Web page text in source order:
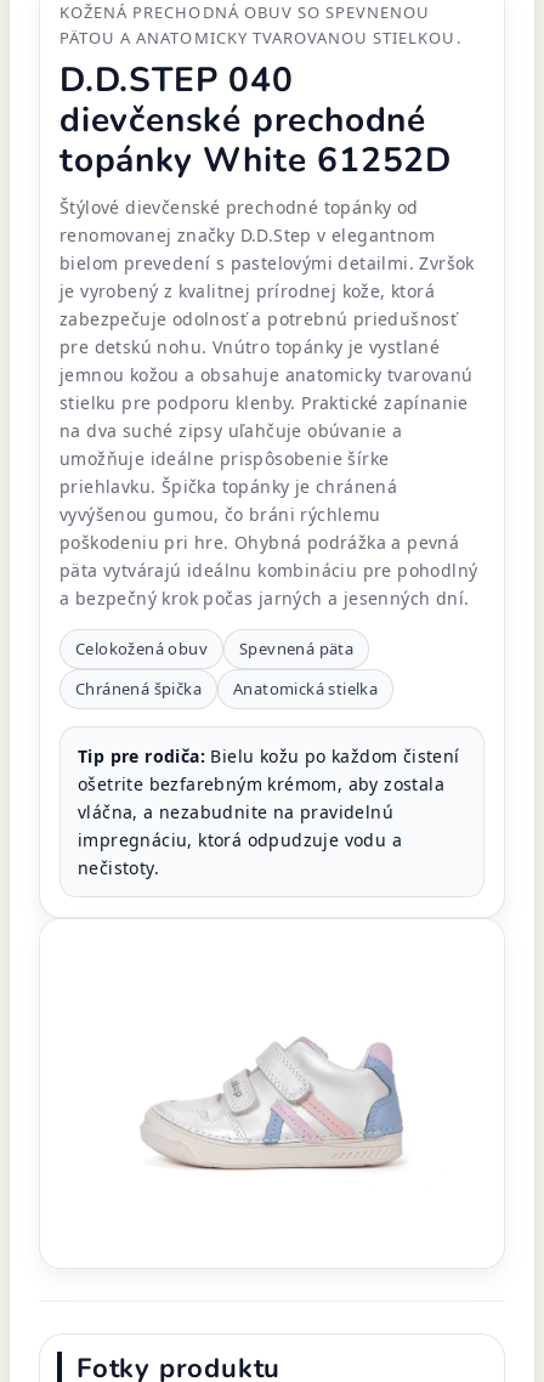
KOŽENÁ PRECHODNÁ OBUV SO SPEVNENOU
PÄTOU A ANATOMICKY TVAROVANOU STIELKOU.
D.D.STEP 040
dievčenské prechodné
topánky White 61252D
Štýlové dievčenské prechodné topánky od
renomovanej značky D.D.Step v elegantnom
bielom prevedení s pastelovými detailmi. Zvršok
je vyrobený z kvalitnej prírodnej kože, ktorá
zabezpečuje odolnosť a potrebnú priedušnosť
pre detskú nohu. Vnútro topánky je vystlané
jemnou kožou a obsahuje anatomicky tvarovanú
stielku pre podporu klenby. Praktické zapínanie
na dva suché zipsy uľahčuje obúvanie a
umožňuje ideálne prispôsobenie šírke
priehlavku. Špička topánky je chránená
vyvýšenou gumou, čo bráni rýchlemu
poškodeniu pri hre. Ohybná podrážka a pevná
päta vytvárajú ideálnu kombináciu pre pohodlný
a bezpečný krok počas jarných a jesenných dní.
Celokožená obuv
Spevnená päta
Chránená špička
Anatomická stielka
Tip pre rodiča: Bielu kožu po každom čistení
ošetrite bezfarebným krémom, aby zostala
vláčna, a nezabudnite na pravidelnú
impregnáciu, ktorá odpudzuje vodu a
nečistoty.
Fotky produktu